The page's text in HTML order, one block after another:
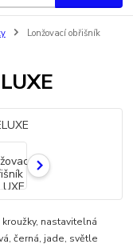
Lonžovací obřišník
nastavitelná
černá, jade, světle